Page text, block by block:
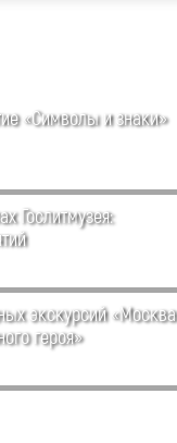
«Символы и знаки»
Гослитмузея:
экскурсий «Москва
героя»